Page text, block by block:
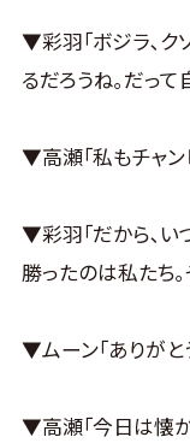
▼彩羽｢ボジラ､ク
るだろうね｡だって
▼高瀬｢私もチャン
▼彩羽｢だから､い
勝ったのは私たち
▼ムーン｢ありがと
▼高瀬｢今日は懐